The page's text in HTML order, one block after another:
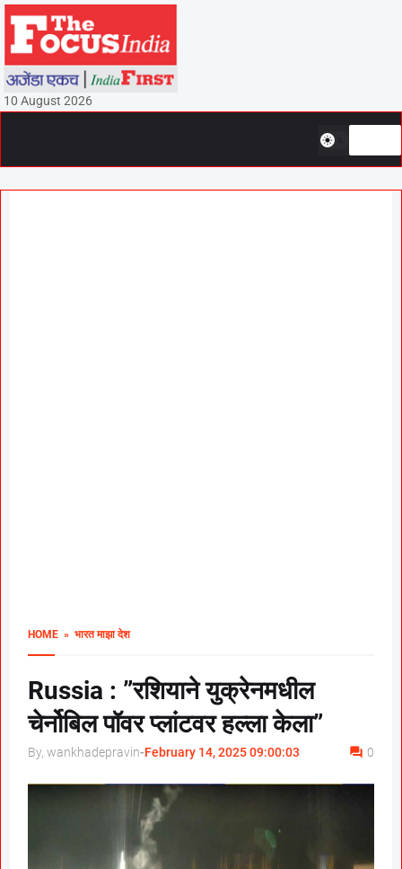
10 August 2026
HOME » भारत माझा देश
Russia : ”रशियाने युक्रेनमधील
चेर्नोबिल पॉवर प्लांटवर हल्ला केला”
By, wankhadepravin-February 14, 2025 09:00:03 0